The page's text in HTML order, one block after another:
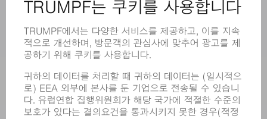
레이저
전동 툴
SMART FACTORY
소프트웨어
어플리케이션
부문
기업
경력